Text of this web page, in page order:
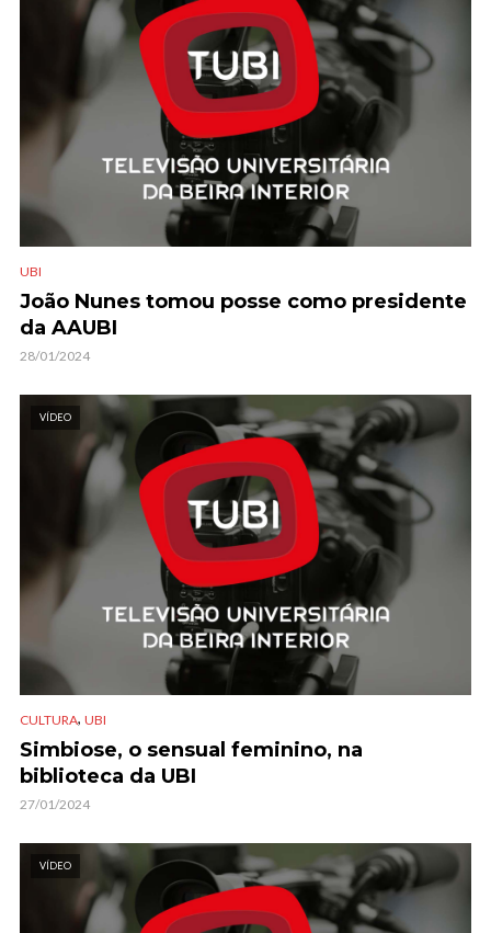
UBI
João Nunes tomou posse como presidente
da AAUBI
28/01/2024
VÍDEO
CULTURA, UBI
Simbiose, o sensual feminino, na
biblioteca da UBI
27/01/2024
VÍDEO